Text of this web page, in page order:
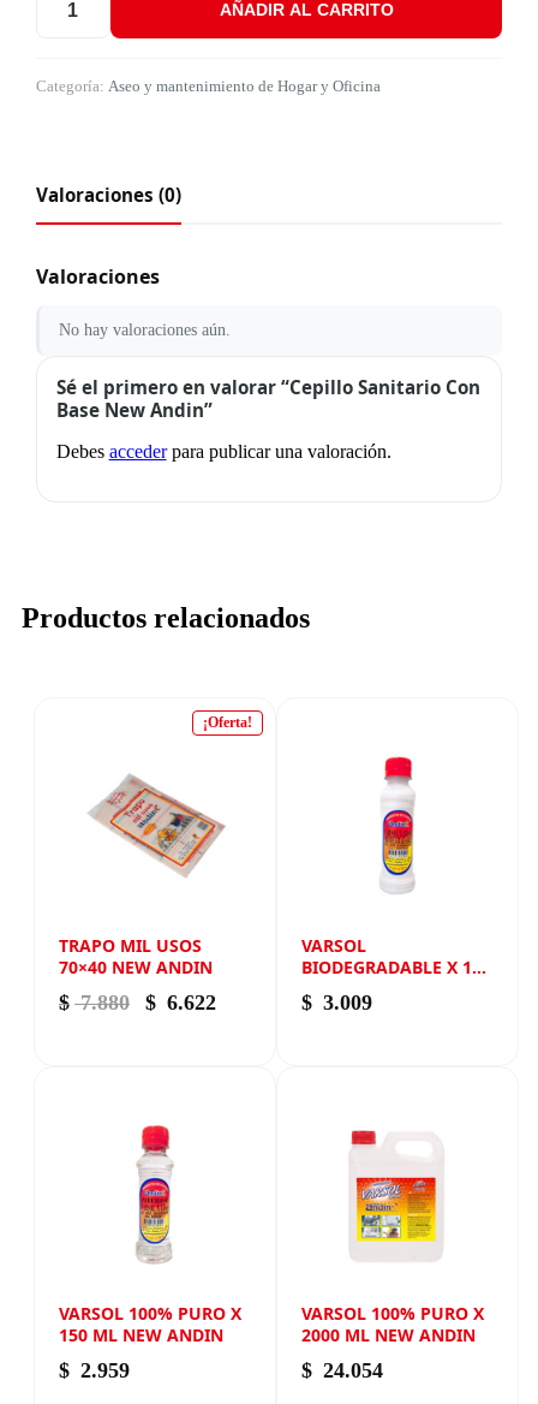
Cepillo Sanitario Con Base New Andin cantidad
AÑADIR AL CARRITO
Categoría: Aseo y mantenimiento de Hogar y Oficina
Valoraciones (0)
Valoraciones
No hay valoraciones aún.
Sé el primero en valorar “Cepillo Sanitario Con
Base New Andin”
Debes accederpara publicar una valoración.
Productos relacionados
¡Oferta!
TRAPO MIL USOS
70×40 NEW ANDIN
$ 7.880 El precio original era: $ 7.880.
$ 6.622 El precio actual es: $ 6.622.
VARSOL
BIODEGRADABLE X 150
ML NEW ANDIN
$ 3.009
VARSOL 100% PURO X
150 ML NEW ANDIN
$ 2.959
VARSOL 100% PURO X
2000 ML NEW ANDIN
$ 24.054